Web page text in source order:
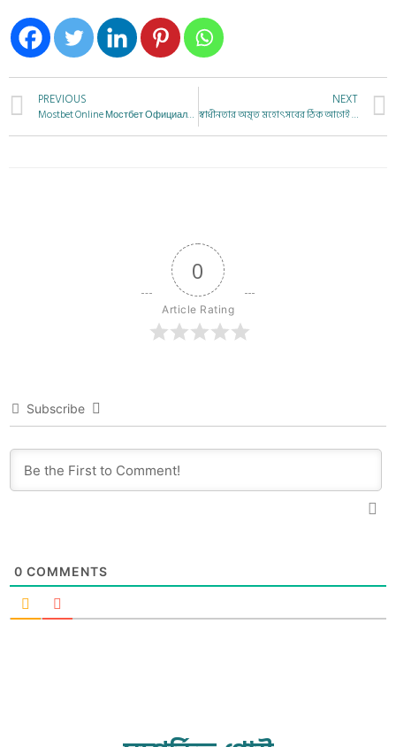
PREVIOUS
Mostbet Online Мостбет Официальный Сайт Букмекерской Компании И Казин
NEXT
স্বাধীনতার অমৃত মহোৎসবের ঠিক আগেই এ কী অমৃতবাণী শুনি!
0
Article Rating
Subscribe
0 COMMENTS